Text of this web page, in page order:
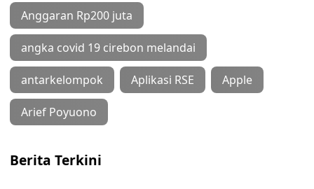
Anggaran Rp200 juta
angka covid 19 cirebon melandai
antarkelompok Aplikasi RSE Apple
Arief Poyuono
Berita Terkini